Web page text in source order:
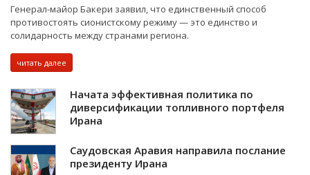
Генерал-майор Бакери заявил, что единственный способ
противостоять сионистскому режиму — это единство и
солидарность между странами региона.
читать далее
Начата эффективная политика по
диверсификации топливного портфеля
Ирана
Саудовская Аравия направила послание
президенту Ирана